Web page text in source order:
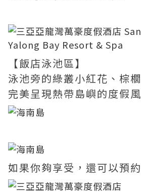
【飯店泳池區】
泳池旁的綠叢小紅花、棕
完美呈現熱帶島嶼的度假
如果你夠享受，還可以預